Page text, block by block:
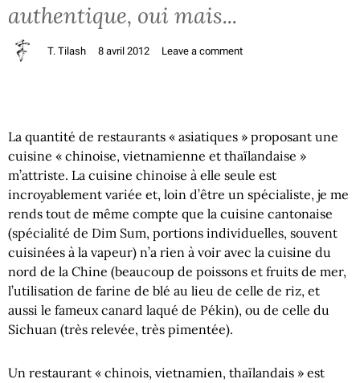
authentique, oui mais...
T. Tilash 8 avril 2012 Leave a comment
La quantité de restaurants « asiatiques » proposant une
cuisine « chinoise, vietnamienne et thaïlandaise »
m’attriste. La cuisine chinoise à elle seule est
incroyablement variée et, loin d’être un spécialiste, je me
rends tout de même compte que la cuisine cantonaise
(spécialité de Dim Sum, portions individuelles, souvent
cuisinées à la vapeur) n’a rien à voir avec la cuisine du
nord de la Chine (beaucoup de poissons et fruits de mer,
l’utilisation de farine de blé au lieu de celle de riz, et
aussi le fameux canard laqué de Pékin), ou de celle du
Sichuan (très relevée, très pimentée).
Un restaurant « chinois, vietnamien, thaïlandais » est